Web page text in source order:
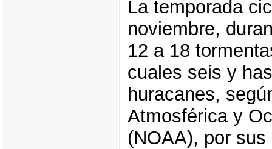
La temporada
noviembre,
12 a 18
cuales seis y
huracanes,
Atmosférica y
(NOAA), por